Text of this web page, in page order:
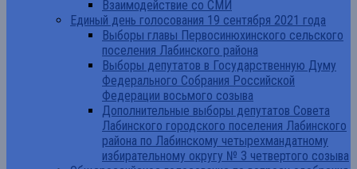
Взаимодействие со СМИ
Единый день голосования 19 сентября 2021 года
Выборы главы Первосинюхинского сельского
поселения Лабинского района
Выборы депутатов в Государственную Думу
Федерального Собрания Российской
Федерации восьмого созыва
Дополнительные выборы депутатов Совета
Лабинского городского поселения Лабинского
района по Лабинскому четырехмандатному
избирательному округу № 3 четвертого созыва